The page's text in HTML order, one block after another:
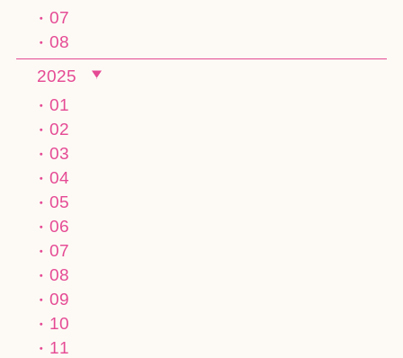
07
08
2025
01
02
03
04
05
06
07
08
09
10
11